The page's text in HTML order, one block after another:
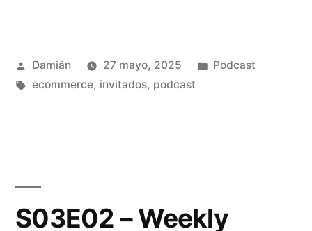
meeting
Publicado
por
Damián 27 mayo, 2025
Publicado
Podcast
Etiquetas:
ecommerce, invitados, podcast
S03E02 – Weekly